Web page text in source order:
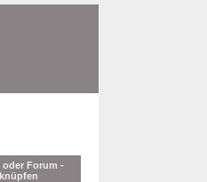
Forum -